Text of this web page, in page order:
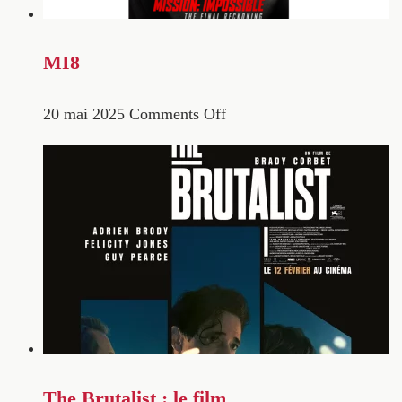
MI8
20 mai 2025 Comments Off